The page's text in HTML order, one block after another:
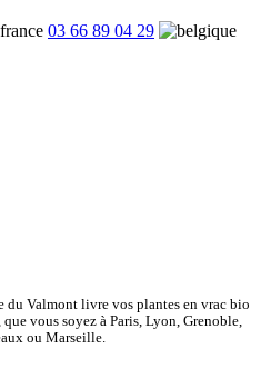
03 66 89 04 29
du Valmont livre vos plantes en vrac bio
vous soyez à Paris, Lyon, Grenoble,
ou Marseille.